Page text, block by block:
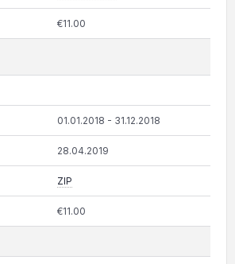
€11.00
01.01.2018 - 31.12.2018
28.04.2019
ZIP
€11.00